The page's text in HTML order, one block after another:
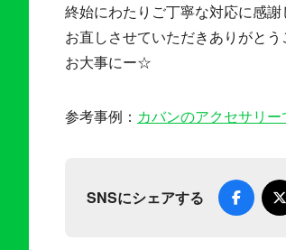
終始にわたりご丁寧な対応に感謝
お直しさせていただきありがとう
お大事にー☆
参考事例： カバンのアクセサリ
SNSにシェアする